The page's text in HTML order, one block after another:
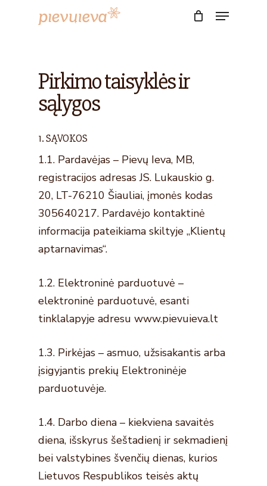
Menu
Pirkimo taisyklės ir
sąlygos
1. SĄVOKOS
1.1. Pardavėjas – Pievų Ieva, MB,
registracijos adresas JS. Lukauskio g.
20, LT-76210 Šiauliai, įmonės kodas
305640217. Pardavėjo kontaktinė
informacija pateikiama skiltyje „Klientų
aptarnavimas“.
1.2. Elektroninė parduotuvė –
elektroninė parduotuvė, esanti
tinklalapyje adresu www.pievuieva.lt
1.3. Pirkėjas – asmuo, užsisakantis arba
įsigyjantis prekių Elektroninėje
parduotuvėje.
1.4. Darbo diena – kiekviena savaitės
diena, išskyrus šeštadienį ir sekmadienį
bei valstybines švenčių dienas, kurios
Lietuvos Respublikos teisės aktų